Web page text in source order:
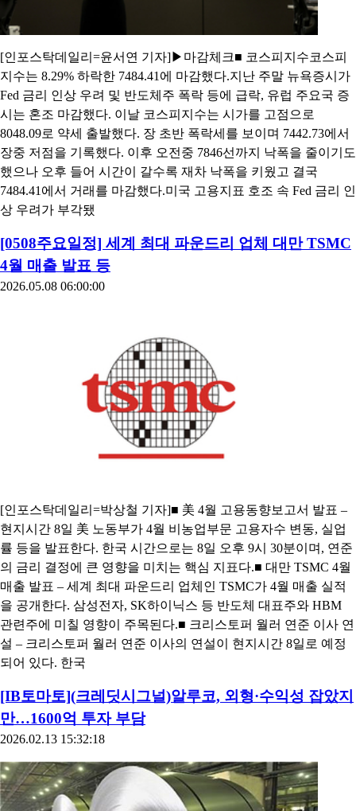
[인포스탁데일리=윤서연 기자]▶마감체크■ 코스피지수코스피
지수는 8.29% 하락한 7484.41에 마감했다.지난 주말 뉴욕증시가
Fed 금리 인상 우려 및 반도체주 폭락 등에 급락, 유럽 주요국 증
시는 혼조 마감했다. 이날 코스피지수는 시가를 고점으로
8048.09로 약세 출발했다. 장 초반 폭락세를 보이며 7442.73에서
장중 저점을 기록했다. 이후 오전중 7846선까지 낙폭을 줄이기도
했으나 오후 들어 시간이 갈수록 재차 낙폭을 키웠고 결국
7484.41에서 거래를 마감했다.미국 고용지표 호조 속 Fed 금리 인
상 우려가 부각됐
[0508주요일정] 세계 최대 파운드리 업체 대만 TSMC
4월 매출 발표 등
2026.05.08 06:00:00
[인포스탁데일리=박상철 기자]■ 美 4월 고용동향보고서 발표 –
현지시간 8일 美 노동부가 4월 비농업부문 고용자수 변동, 실업
률 등을 발표한다. 한국 시간으로는 8일 오후 9시 30분이며, 연준
의 금리 결정에 큰 영향을 미치는 핵심 지표다.■ 대만 TSMC 4월
매출 발표 – 세계 최대 파운드리 업체인 TSMC가 4월 매출 실적
을 공개한다. 삼성전자, SK하이닉스 등 반도체 대표주와 HBM
관련주에 미칠 영향이 주목된다.■ 크리스토퍼 월러 연준 이사 연
설 – 크리스토퍼 월러 연준 이사의 연설이 현지시간 8일로 예정
되어 있다. 한국
[IB토마토](크레딧시그널)알루코, 외형·수익성 잡았지
만…1600억 투자 부담
2026.02.13 15:32:18